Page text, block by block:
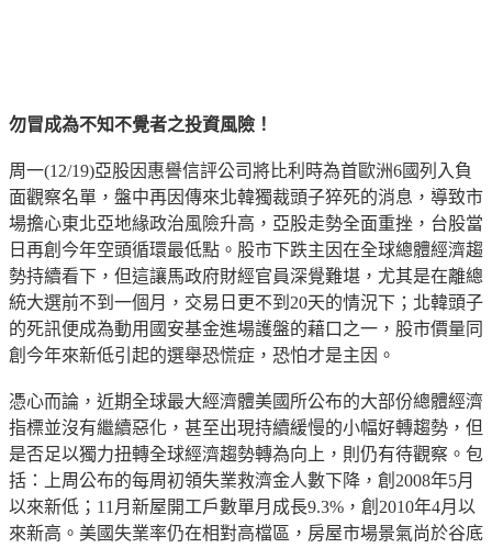
勿冒成為不知不覺者之投資風險！
周一(12/19)亞股因惠譽信評公司將比利時為首歐洲6國列入負
面觀察名單，盤中再因傳來北韓獨裁頭子猝死的消息，導致市
場擔心東北亞地緣政治風險升高，亞股走勢全面重挫，台股當
日再創今年空頭循環最低點。股市下跌主因在全球總體經濟趨
勢持續看下，但這讓馬政府財經官員深覺難堪，尤其是在離總
統大選前不到一個月，交易日更不到20天的情況下；北韓頭子
的死訊便成為動用國安基金進場護盤的藉口之一，股市價量同
創今年來新低引起的選舉恐慌症，恐怕才是主因。
憑心而論，近期全球最大經濟體美國所公布的大部份總體經濟
指標並沒有繼續惡化，甚至出現持續緩慢的小幅好轉趨勢，但
是否足以獨力扭轉全球經濟趨勢轉為向上，則仍有待觀察。包
括：上周公布的每周初領失業救濟金人數下降，創2008年5月
以來新低；11月新屋開工戶數單月成長9.3%，創2010年4月以
來新高。美國失業率仍在相對高檔區，房屋市場景氣尚於谷底